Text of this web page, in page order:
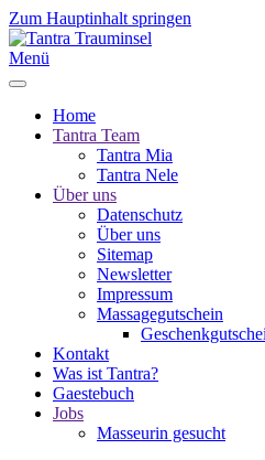
Zum Hauptinhalt springen
Menü
Home
Tantra Team
Tantra Mia
Tantra Nele
Über uns
Datenschutz
Über uns
Sitemap
Newsletter
Impressum
Massagegutschein
Kontakt
Was ist Tantra?
Gaestebuch
Jobs
Masseurin gesucht